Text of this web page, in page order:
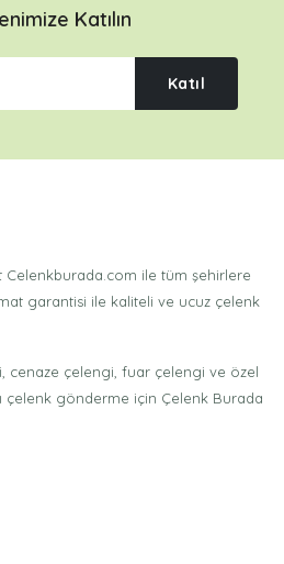
Katılın
Katıl
ile tüm şehirlere
garantisi ile kaliteli ve ucuz çelenk
cenaze çelengi, fuar çelengi ve özel
çelenk gönderme için Çelenk Burada